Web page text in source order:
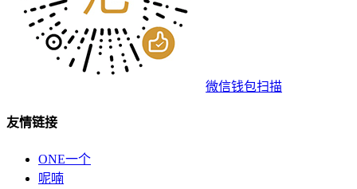
微信钱包扫描
友情链接
ONE一个
呢喃